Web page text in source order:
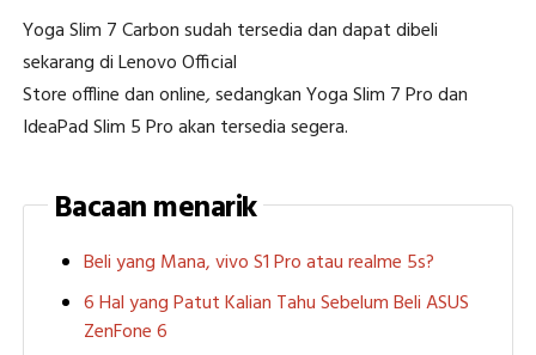
Yoga Slim 7 Carbon sudah tersedia dan dapat dibeli
sekarang di Lenovo Official
Store offline dan online,sedangkan Yoga Slim 7 Pro dan
IdeaPad Slim 5 Pro akan tersedia segera.
Bacaan menarik
Beli yang Mana, vivo S1 Pro atau realme 5s?
6 Hal yang Patut Kalian Tahu Sebelum Beli ASUS
ZenFone 6